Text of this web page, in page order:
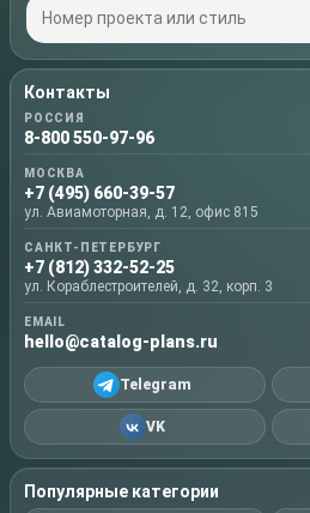
Контакты
РОССИЯ
8-800 550-97-96
МОСКВА
+7 (495) 660-39-57
ул. Авиамоторная, д. 12, офис 815
САНКТ-ПЕТЕРБУРГ
+7 (812) 332-52-25
ул. Кораблестроителей, д. 32, корп. 3
EMAIL
hello@catalog-plans.ru
Telegram
VK
Популярные категории